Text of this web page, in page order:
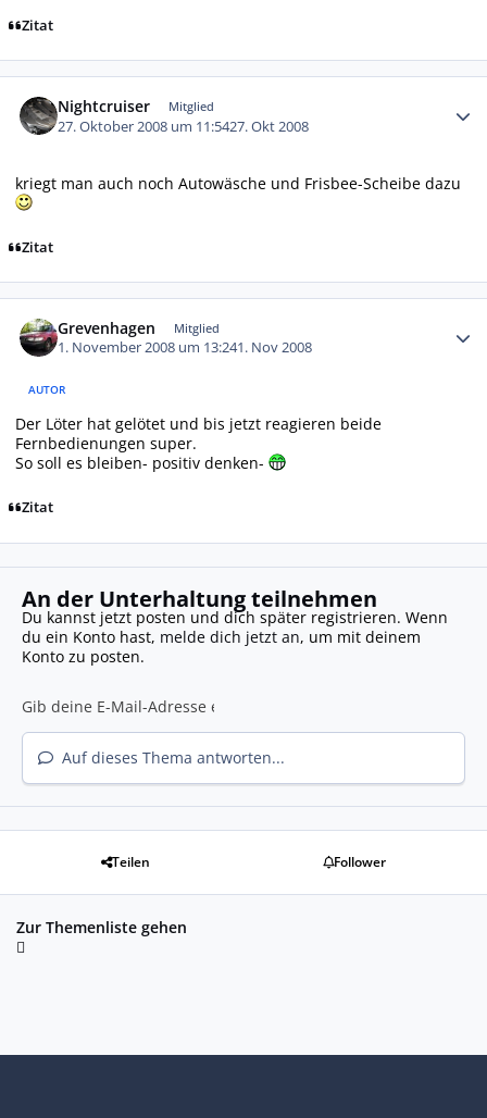
Zitat
Nightcruiser Mitglied
27. Oktober 2008 um 11:5427. Okt 2008
kriegt man auch noch Autowäsche und Frisbee-Scheibe dazu
Zitat
Grevenhagen Mitglied
1. November 2008 um 13:241. Nov 2008
AUTOR
Der Löter hat gelötet und bis jetzt reagieren beide
Fernbedienungen super.
So soll es bleiben- positiv denken-
Zitat
An der Unterhaltung teilnehmen
Du kannst jetzt posten und dich später registrieren. Wenn
du ein Konto hast, melde dich jetzt an, um mit deinem
Konto zu posten.
Auf dieses Thema antworten...
Teilen Follower
Zur Themenliste gehen